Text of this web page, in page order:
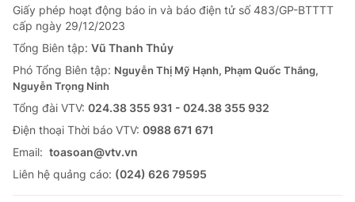
Giấy phép hoạt động báo in và báo điện tử số 483/GP-BTTTT
cấp ngày 29/12/2023
Tổng Biên tập: Vũ Thanh Thủy
Phó Tổng Biên tập: Nguyễn Thị Mỹ Hạnh, Phạm Quốc Thắng,
Nguyễn Trọng Ninh
Tổng đài VTV: 024.38 355 931 - 024.38 355 932
Ðiện thoại Thời báo VTV: 0988 671 671
Email: toasoan@vtv.vn
Liên hệ quảng cáo: (024) 626 79595